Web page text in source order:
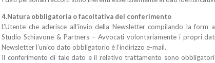
4.Natura obbligatoria o facoltativa del conferimento
L’Utente che aderisce all’invio della Newsletter compilando la
Studio Schiavone & Partners – Avvocati volontariamente i propri
Newsletter l’unico dato obbligatorio è l’indirizzo e-mail.
Il conferimento di tale dato e il relativo trattamento sono